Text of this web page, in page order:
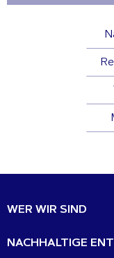
WER WIR SIND
NACHHALTIGE